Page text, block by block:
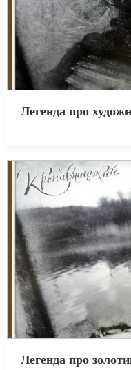
Легенда про
Легенда про